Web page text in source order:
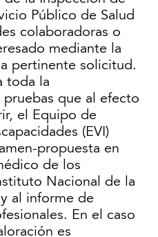
Público de Salud
colaboradoras o
mediante la
pertinente solicitud.
toda la
que al efecto
el Equipo de
(EVI)
propuesta en
de los
Nacional de la
al informe de
En el caso
es